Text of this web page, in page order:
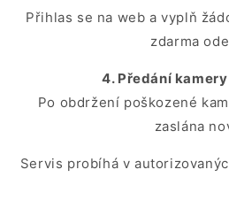
Přihlas se na web a vyplň
zdarma
4. Předání
Po obdržení poškozené
zaslána
Servis probíhá v